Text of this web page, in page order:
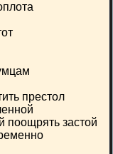
престол
поощрять застой